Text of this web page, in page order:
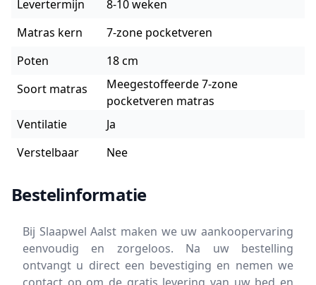
Levertermijn
8-10 weken
Matras kern
7-zone pocketveren
Poten
18 cm
Soort matras
Meegestoffeerde 7-zone
pocketveren matras
Ventilatie
Ja
Verstelbaar
Nee
Bestelinformatie
Bij Slaapwel Aalst maken we uw aankoopervaring
eenvoudig en zorgeloos. Na uw bestelling
ontvangt u direct een bevestiging en nemen we